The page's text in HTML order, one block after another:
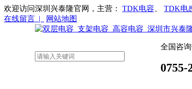
欢迎访问深圳兴泰隆官网，主营： TDK电容 TDK电
在线留言 |
网站地图
全国咨
0755-